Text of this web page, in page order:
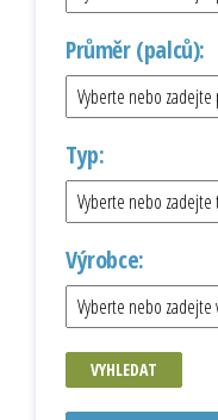
Průměr (palců):
Typ:
Výrobce:
VYHLEDAT